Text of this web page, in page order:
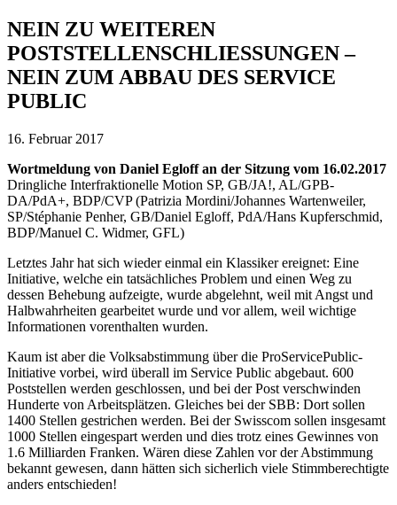
NEIN ZU WEITEREN
POSTSTELLENSCHLIESSUNGEN –
NEIN ZUM ABBAU DES SERVICE
PUBLIC
16. Februar 2017
Wortmeldung von Daniel Egloff an der Sitzung vom 16.02.2017
Dringliche Interfraktionelle Motion SP, GB/JA!, AL/GPB-
DA/PdA+, BDP/CVP (Patrizia Mordini/Johannes Wartenweiler,
SP/Stéphanie Penher, GB/Daniel Egloff, PdA/Hans Kupferschmid,
BDP/Manuel C. Widmer, GFL)
Letztes Jahr hat sich wieder einmal ein Klassiker ereignet: Eine
Initiative, welche ein tatsächliches Problem und einen Weg zu
dessen Behebung aufzeigte, wurde abgelehnt, weil mit Angst und
Halbwahrheiten gearbeitet wurde und vor allem, weil wichtige
Informationen vorenthalten wurden.
Kaum ist aber die Volksabstimmung über die ProServicePublic-
Initiative vorbei, wird überall im Service Public abgebaut. 600
Poststellen werden geschlossen, und bei der Post verschwinden
Hunderte von Arbeitsplätzen. Gleiches bei der SBB: Dort sollen
1400 Stellen gestrichen werden. Bei der Swisscom sollen insgesamt
1000 Stellen eingespart werden und dies trotz eines Gewinnes von
1.6 Milliarden Franken. Wären diese Zahlen vor der Abstimmung
bekannt gewesen, dann hätten sich sicherlich viele Stimmberechtigte
anders entschieden!